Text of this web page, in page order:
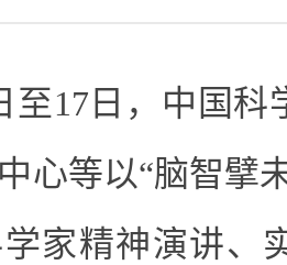
至17日，中国
心等以“脑智擘
家精神演讲、